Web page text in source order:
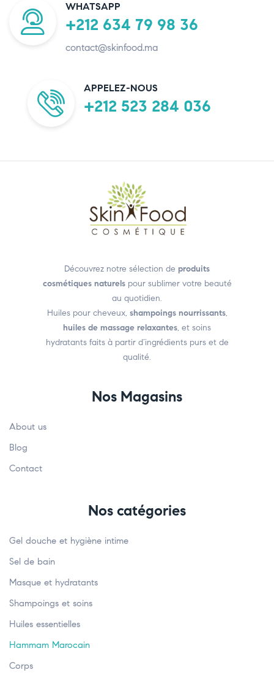
WHATSAPP
+212 634 79 98 36
contact@skinfood.ma
APPELEZ-NOUS
+212 523 284 036
Découvrez notre sélection de produits
cosmétiques naturelspour sublimer votre beauté
au quotidien.
Huiles pour cheveux, shampoings nourrissants,
huiles de massage relaxantes, et soins
hydratants faits à partir d’ingrédients purs et de
qualité.
Nos Magasins
About us
Blog
Contact
Nos catégories
Gel douche et hygiène intime
Sel de bain
Masque et hydratants
Shampoings et soins
Huiles essentielles
Hammam Marocain
Corps